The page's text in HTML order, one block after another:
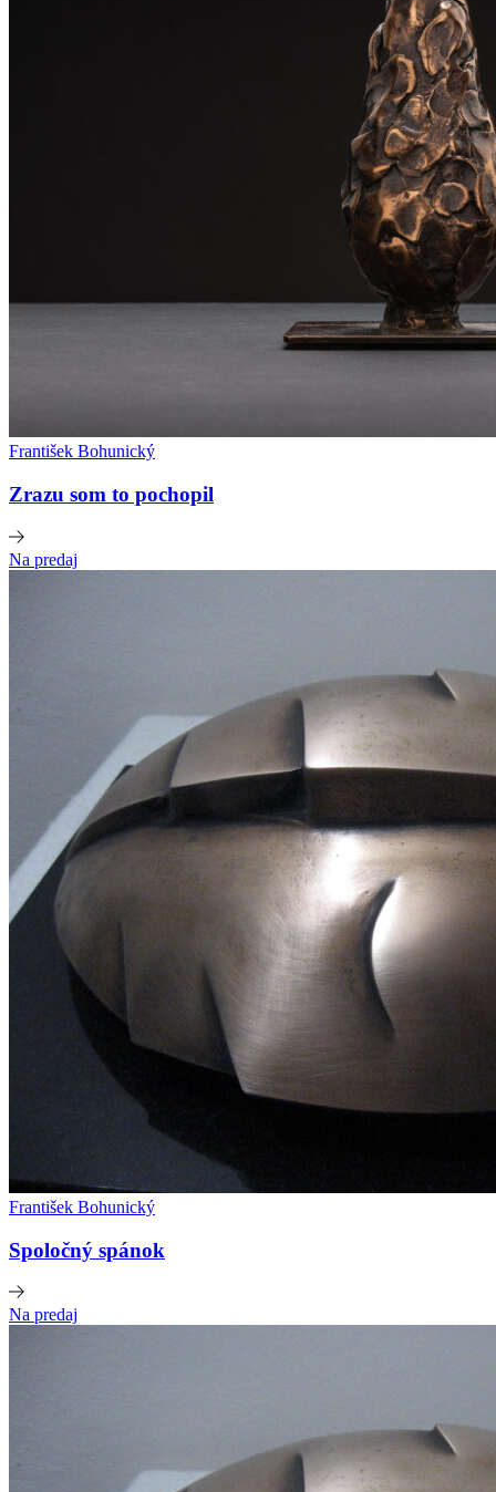
František Bohunický
Zrazu som to pochopil
Na predaj
František Bohunický
Spoločný spánok
Na predaj